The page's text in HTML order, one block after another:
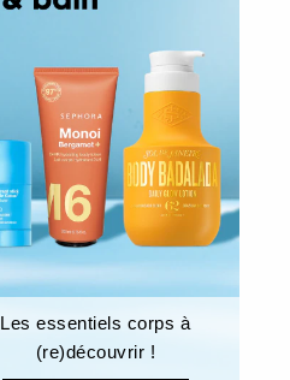
Les essentiels corps à
(re)découvrir !